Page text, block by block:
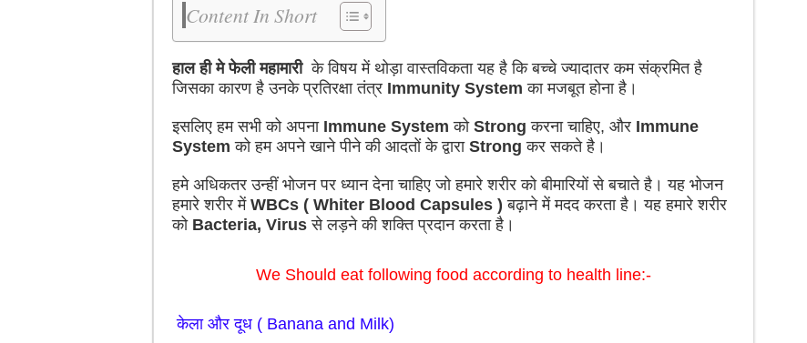
Content In Short
हाल ही मे फेली महामारी के विषय में थोड़ा वास्तविकता यह है कि बच्चे ज्यादातर कम संक्रमित है
जिसका कारण है उनके प्रतिरक्षा तंत्र Immunity System का मजबूत होना है।
इसलिए हम सभी को अपना Immune System को Strong करना चाहिए, और Immune
System को हम अपने खाने पीने की आदतों के द्वारा Strong कर सकते है।
हमे अधिकतर उन्हीं भोजन पर ध्यान देना चाहिए जो हमारे शरीर को बीमारियों से बचाते है। यह भोजन
हमारे शरीर में WBCs ( Whiter Blood Capsules ) बढ़ाने में मदद करता है। यह हमारे शरीर
को Bacteria, Virus से लड़ने की शक्ति प्रदान करता है।
We Should eat following food according to health line:-
केला और दूध ( Banana and Milk)